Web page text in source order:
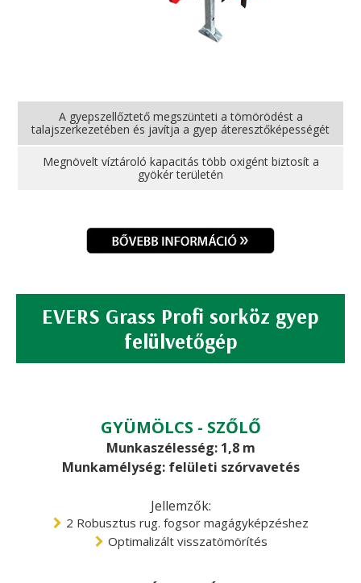
A gyepszellőztető megszünteti a tömörödést a
talajszerkezetében és javítja a gyep áteresztőképességét
Megnövelt víztároló kapacitás több oxigént biztosít a
gyökér területén
EVERS Grass Profi sorköz gyep
felülvetőgép
GYÜMÖLCS - SZŐLŐ
Munkaszélesség: 1,8 m
Munkamélység: felületi szórvavetés
Jellemzők:
2 Robusztus rug. fogsor magágyképzéshez
Optimalizált visszatömörítés